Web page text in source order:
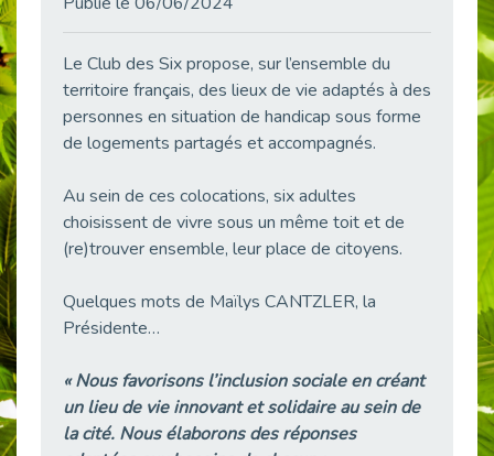
« Confiance en soi et acceptation du handicap » : un levier puissant vers l’emploi
Publié le 22/05/2026
Handicap et emploi : une matinée pour briser les tabous
Publié le 21/05/2026
Publié le 18/05/2026
Fibromyalgie : Quand la douleur invisible s’invite au bureau
Publié le 12/05/2026
CAP EMPLOI 92 : L’inclusion portée à son sommet, bien au-delà des quotas
Publié le 12/05/2026
Publié le 04/05/2026
Le taux d’emploi direct dans la fonction publique dépasse 6 % en 2025
Publié le 04/05/2026
Le Club des Six propose, sur l’ensemble du
territoire français, des lieux de vie adaptés à des
personnes en situation de handicap sous forme
de logements partagés et accompagnés.
Au sein de ces colocations, six adultes
choisissent de vivre sous un même toit et de
(re)trouver ensemble, leur place de citoyens.
Quelques mots de Maïlys CANTZLER, la
Présidente…
« Nous favorisons l’inclusion sociale en créant
un lieu de vie innovant et solidaire au sein de
la cité. Nous élaborons des réponses